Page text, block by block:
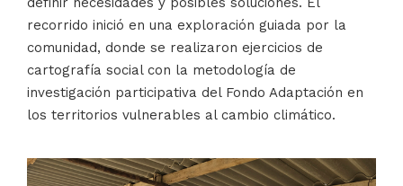
recorrido inició en una exploración guiada por la
comunidad, donde se realizaron ejercicios de
cartografía social con la metodología de
investigación participativa del Fondo Adaptación en
los territorios vulnerables al cambio climático.